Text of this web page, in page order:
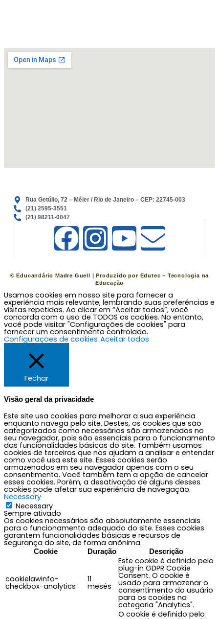
m
Rua Getúlio, 72 – Méier / Rio de Janeiro – CEP: 22745-003
(21) 2595-3551
(21) 98211-0047
F
a
c
e
b
o
k
I
n
s
t
a
a
m
Y
o
u
t
u
E
n
v
e
l
e
©Educandário Madre Guell | Produzido por Edutec – Tecnologia na
Educação
Usamos cookies em nosso site para fornecer a
experiência mais relevante, lembrando suas preferências e
visitas repetidas. Ao clicar em “Aceitar todos”, você
concorda com o uso de TODOS os cookies. No entanto,
você pode visitar "Configurações de cookies" para
fornecer um consentimento controlado.
Configurações de cookies Aceitar todos
Fechar
Visão geral da privacidade
Este site usa cookies para melhorar a sua experiência
enquanto navega pelo site. Destes, os cookies que são
categorizados como necessários são armazenados no
seu navegador, pois são essenciais para o funcionamento
das funcionalidades básicas do site. Também usamos
cookies de terceiros que nos ajudam a analisar e entender
como você usa este site. Esses cookies serão
armazenados em seu navegador apenas com o seu
consentimento. Você também tem a opção de cancelar
esses cookies. Porém, a desativação de alguns desses
cookies pode afetar sua experiência de navegação.
Necessary
Necessary
Sempre ativado
Os cookies necessários são absolutamente essenciais
para o funcionamento adequado do site. Esses cookies
garantem funcionalidades básicas e recursos de
segurança do site, de forma anônima.
Cookie Duração Descrição
cookielawinfo-
checkbox-analytics
11
mesês
Este cookie é definido pelo
plug-in GDPR Cookie
Consent. O cookie é
usado para armazenar o
consentimento do usuário
para os cookies na
categoria "Analytics".
O cookie é definido pelo